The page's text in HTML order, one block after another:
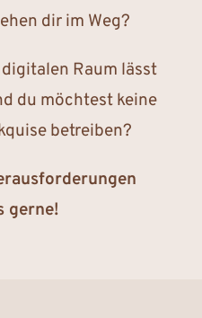
dir im Weg?
Raum lässt
du möchtest keine
betreiben?
gerne!